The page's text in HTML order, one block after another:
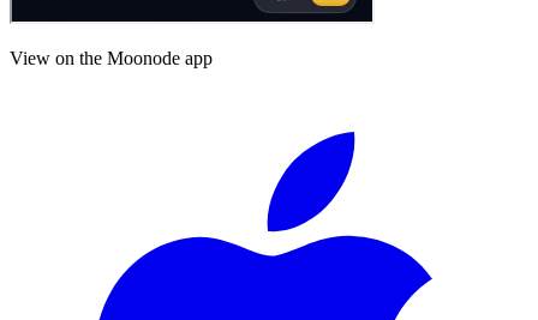
View on the Moonode app